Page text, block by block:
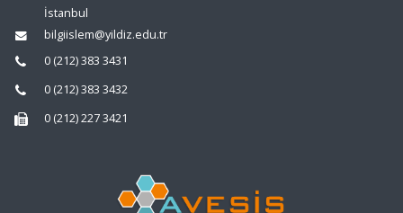
İstanbul
bilgiislem@yildiz.edu.tr
0 (212) 383 3431
0 (212) 383 3432
0 (212) 227 3421